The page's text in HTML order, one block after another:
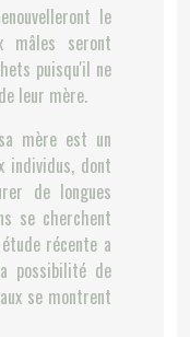
le
mâles seront
puisqu'il ne
leur mère.
mère est un
individus, dont
de longues
se cherchent
récente a
possibilité de
se montrent